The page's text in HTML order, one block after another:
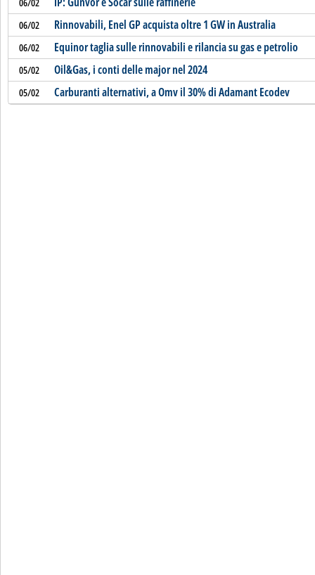
06/02 Rinnovabili, Enel GP acquista oltre 1 GW in Australia
06/02 Equinor taglia sulle rinnovabili e rilancia su gas e petrolio
05/02 Oil&Gas, i conti delle major nel 2024
05/02 Carburanti alternativi, a Omv il 30% di Adamant Ecodev